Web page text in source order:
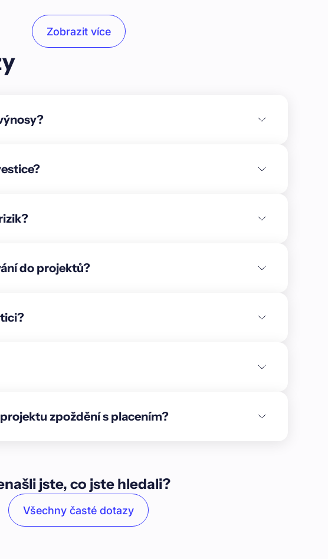
prací. Na všech pozemcích byly dokončeny základové
kanalizace, vodovodu a uzemnění pro bleskosvod.\n\nNa místě
partnerů** je realizace developerského projektu v obci
je zástavba původních a novodobých samostatně stojících
vznikající, rozvíjející se městskou rezidenční čtvrť s četnou
řemeslné dílny, sportoviště atd.). Kompletní občanská
je přivedena zpevněná komunikace s veřejným
v celkové výši 3. tranše 3 794 000 Kč je zajištěn
Kč (LTV 70 %). V této etapě 3. tranše vybíráme 3 794 000 Kč
pozemky parc. č. 90/28, 90/34, 90/35, 90/33, 90/67.
Zobrazit více
do projektů?
zpoždění s placením?
jste, co jste hledali?
Všechny časté dotazy